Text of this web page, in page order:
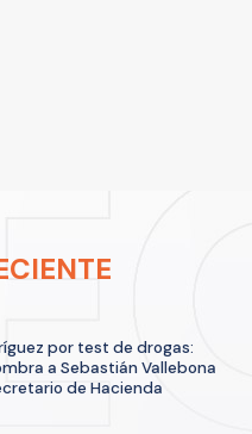
por test de drogas:
a Sebastián Vallebona
de Hacienda